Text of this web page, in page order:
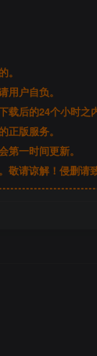
。
用户自负。
后的24个小时之
正版服务。
一时间更新。
敬请谅解！侵删请